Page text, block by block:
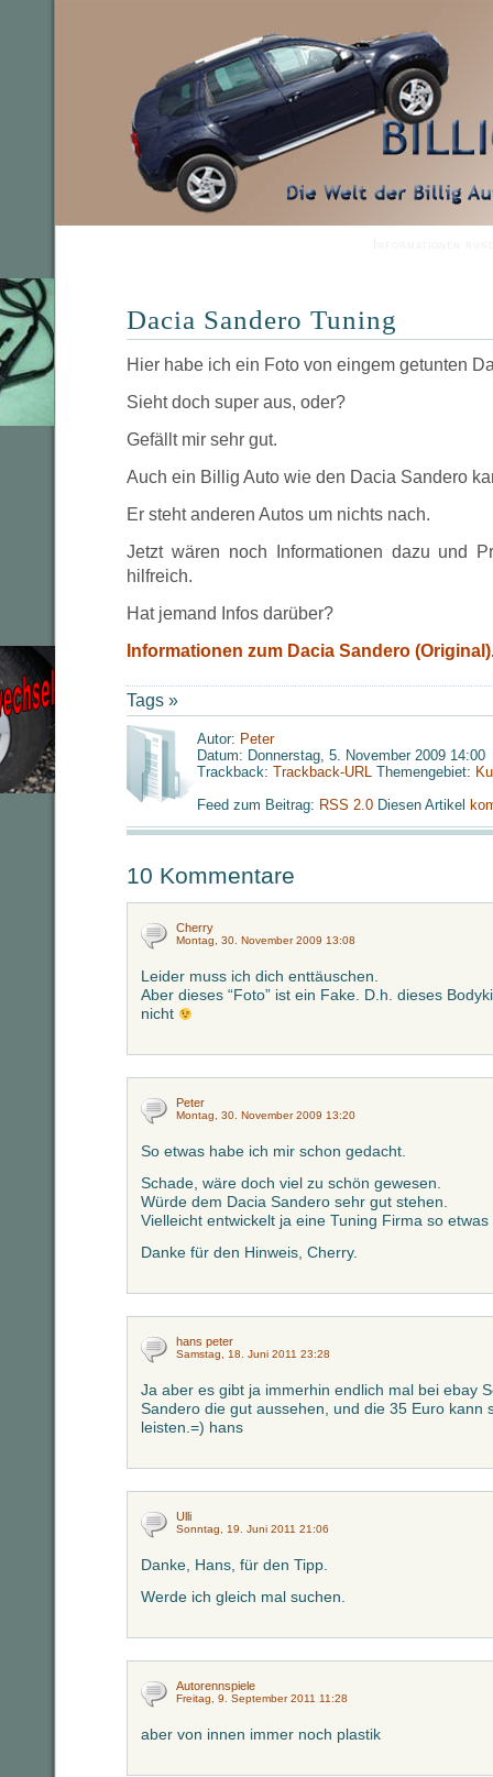
Dacia Sandero Tuning
Hier habe ich ein Foto von eingem getunten
Sieht doch super aus, oder?
Gefällt mir sehr gut.
Auch ein Billig Auto wie den Dacia Sandero
Er steht anderen Autos um nichts nach.
Jetzt wären noch Informationen dazu und
hilfreich.
Hat jemand Infos darüber?
Informationen zum Dacia Sandero
Tags »
Autor: Peter
Datum: Donnerstag, 5. November 2009 14:00
Trackback: Trackback-URL Themengebiet:
Feed zum Beitrag: RSS 2.0 Diesen Artikel
10 Kommentare
Cherry
Montag, 30. November 2009 13:08
Leider muss ich dich enttäuschen.
Aber dieses “Foto” ist ein Fake. D.h. dieses
nicht
Peter
Montag, 30. November 2009 13:20
So etwas habe ich mir schon gedacht.
Schade, wäre doch viel zu schön gewesen.
Würde dem Dacia Sandero sehr gut stehen.
Vielleicht entwickelt ja eine Tuning Firma so etwas
Danke für den Hinweis, Cherry.
hans peter
Samstag, 18. Juni 2011 23:28
Ja aber es gibt ja immerhin endlich mal bei ebay
Sandero die gut aussehen, und die 35 Euro kann
leisten.=) hans
Ulli
Sonntag, 19. Juni 2011 21:06
Danke, Hans, für den Tipp.
Werde ich gleich mal suchen.
Autorennspiele
Freitag, 9. September 2011 11:28
aber von innen immer noch plastik